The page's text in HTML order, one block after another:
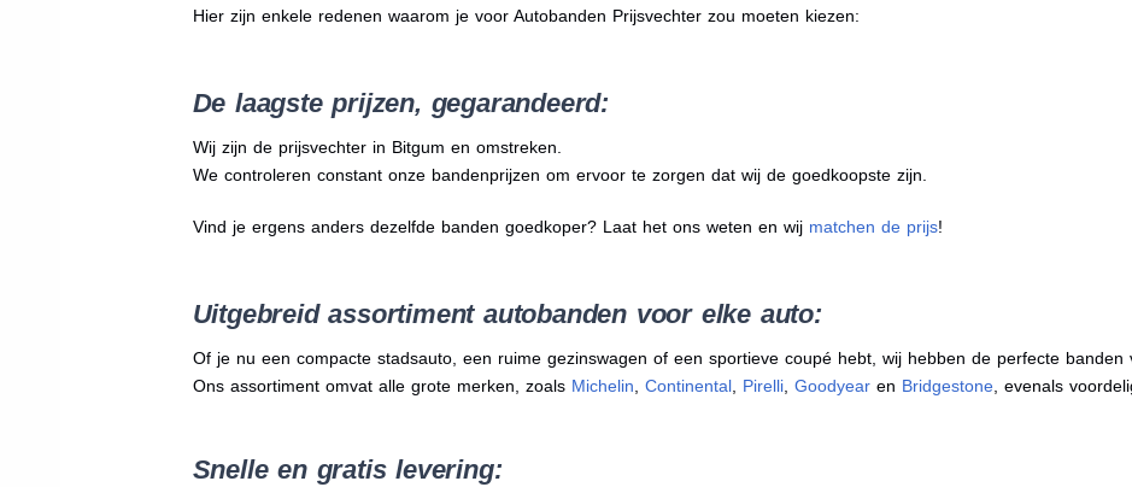
Hier zijn enkele redenen waarom je voor Autobanden Prijsvechter zou moeten kiezen:
De laagste prijzen, gegarandeerd:
Wij zijn de prijsvechter in Bitgum en omstreken.
We controleren constant onze bandenprijzen om ervoor te zorgen dat wij de goedkoopste zijn.
Vind je ergens anders dezelfde banden goedkoper? Laat het ons weten en wij matchen de prijs!
Uitgebreid assortiment autobanden voor elke auto:
Of je nu een compacte stadsauto, een ruime gezinswagen of een sportieve coupé hebt, wij hebben de perfecte banden
Ons assortiment omvat alle grote merken, zoals Michelin, Continental, Pirelli, Goodyearen Bridgestone, evenals
Snelle en gratis levering: